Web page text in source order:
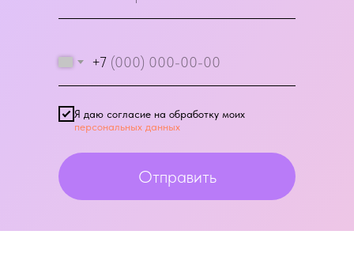
+7
Я даю согласие на обработку моих
персональных данных
Отправить